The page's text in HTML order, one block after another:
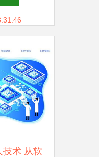
出活
技术 从软